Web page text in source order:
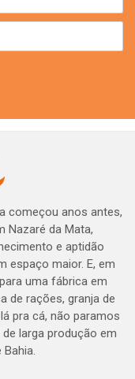
começou anos antes,
Nazaré da Mata,
e aptidão
espaço maior. E, em
uma fábrica em
de rações, granja de
pra cá, não paramos
larga produção em
Bahia.